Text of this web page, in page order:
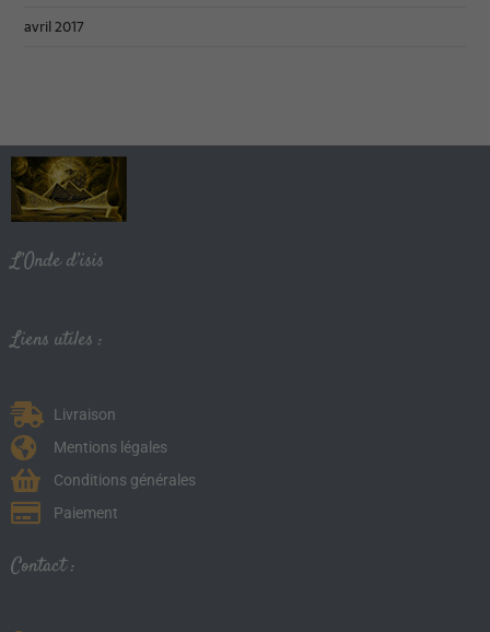
avril 2017
L’Onde d’isis
Liens utiles :
Livraison
Mentions légales
Conditions générales
Paiement
Contact :